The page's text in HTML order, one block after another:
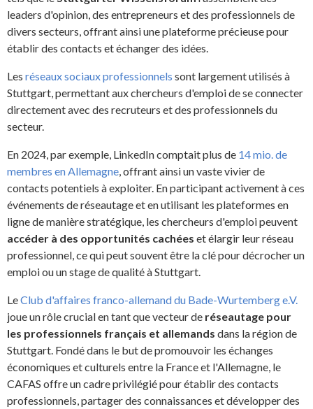
leaders d'opinion, des entrepreneurs et des professionnels de
divers secteurs, offrant ainsi une plateforme précieuse pour
établir des contacts et échanger des idées.
Les réseaux sociaux professionnels sont largement utilisés à
Stuttgart, permettant aux chercheurs d'emploi de se connecter
directement avec des recruteurs et des professionnels du
secteur.
En 2024, par exemple, LinkedIn comptait plus de 14 mio. de
membres en Allemagne, offrant ainsi un vaste vivier de
contacts potentiels à exploiter. En participant activement à ces
événements de réseautage et en utilisant les plateformes en
ligne de manière stratégique, les chercheurs d'emploi peuvent
accéder à des opportunités cachées et élargir leur réseau
professionnel, ce qui peut souvent être la clé pour décrocher un
emploi ou un stage de qualité à Stuttgart.
LeClub d'affaires franco-allemand du Bade-Wurtemberg e.V.
joue un rôle crucial en tant que vecteur de réseautage pour
les professionnels français et allemands dans la région de
Stuttgart. Fondé dans le but de promouvoir les échanges
économiques et culturels entre la France et l'Allemagne, le
CAFAS offre un cadre privilégié pour établir des contacts
professionnels, partager des connaissances et développer des